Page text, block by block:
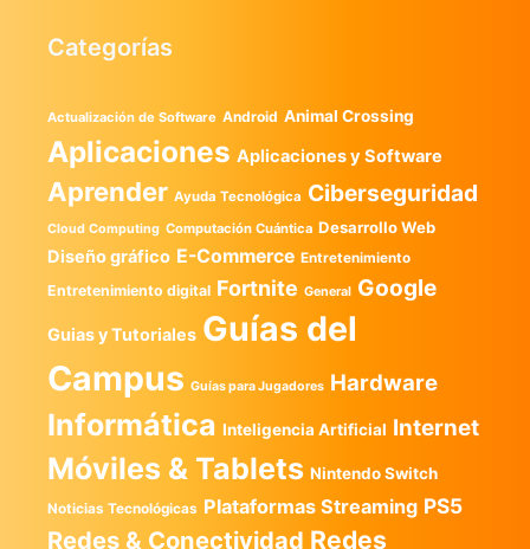
Categorías
Actualización de Software Android Animal Crossing
Aplicaciones Aplicaciones y Software
Aprender Ayuda Tecnológica Ciberseguridad
Cloud Computing Computación Cuántica Desarrollo Web
Diseño gráfico E-Commerce Entretenimiento
Entretenimiento digital Fortnite General Google
Guias y Tutoriales Guías del
Campus Guías para Jugadores Hardware
Informática Inteligencia Artificial Internet
Móviles & Tablets Nintendo Switch
Noticias Tecnológicas Plataformas Streaming PS5
Redes & Conectividad Redes